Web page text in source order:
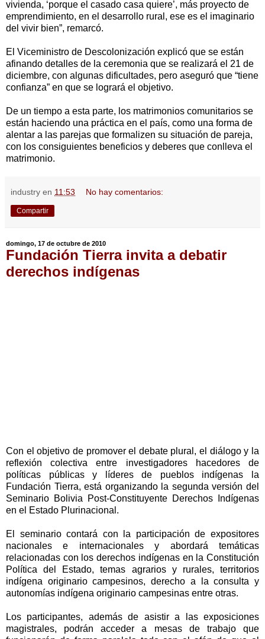
vivienda, ‘porque el casado casa quiere’, más proyecto de
emprendimiento, en el desarrollo rural, ese es el imaginario
del vivir bien”, remarcó.
El Viceministro de Descolonización explicó que se están
afinando detalles de la ceremonia que se realizará el 21 de
diciembre, con algunas dificultades, pero aseguró que “tiene
confianza” en que se logrará el objetivo.
De un tiempo a esta parte, los matrimonios comunitarios se
están haciendo una práctica en el país, como una forma de
alentar a las parejas que formalizen su situación de pareja,
con los consiguientes beneficios y deberes que conlleva el
matrimonio.
industry en 11:53 No hay comentarios:
Compartir
domingo, 17 de octubre de 2010
Fundación Tierra invita a debatir
derechos indígenas
Con el objetivo de promover el debate plural, el diálogo y la
reflexión colectiva entre investigadores hacedores de
políticas públicas y líderes de pueblos indígenas la
Fundación Tierra, está organizando la segunda versión del
Seminario Bolivia Post-Constituyente Derechos Indígenas
en el Estado Plurinacional.
El seminario contará con la participación de expositores
nacionales e internacionales y abordará temáticas
relacionadas con los derechos indígenas en la Constitución
Política del Estado, temas agrarios y rurales, territorios
indígena originario campesinos, derecho a la consulta y
autonomías indígena originario campesinas entre otras.
Los participantes, además de asistir a las exposiciones
magistrales, podrán acceder a mesas de trabajo que